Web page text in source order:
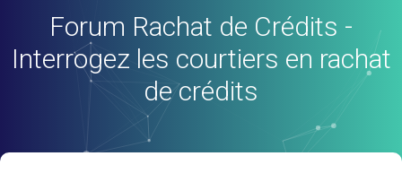
Forum Rachat de Crédits -
Interrogez les courtiers en rachat
de crédits